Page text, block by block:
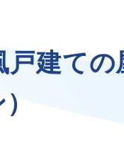
事業・サ
戸建ての
）